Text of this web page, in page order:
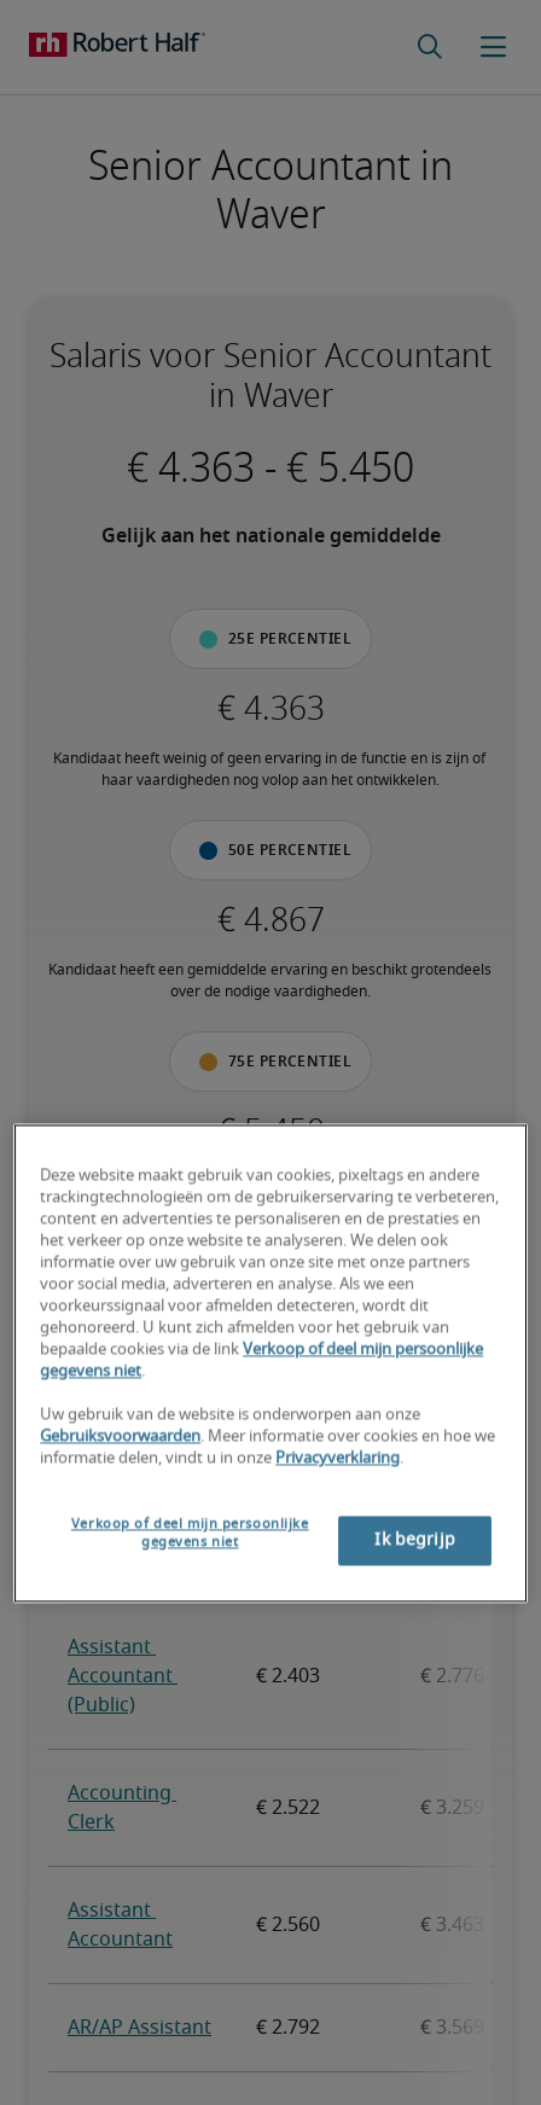
Senior Accountant in
Waver
Salaris voor Senior Accountant
in Waver
-
Gelijk aan het nationale gemiddelde
25e percentiel
Kandidaat heeft weinig of geen ervaring in de functie en is zijn of
haar vaardigheden nog volop aan het ontwikkelen.
50e percentiel
Kandidaat heeft een gemiddelde ervaring en beschikt grotendeels
over de nodige vaardigheden.
75e percentiel
Kandidaat heeft bovengemiddeld veel ervaring, beschikt over (zo
goed als) alle nodige vaardigheden en kan ook gespecialiseerde
kwalificaties hebben.
Salarissen voor vergelijkbare
functies
Deze website maakt gebruik van cookies, pixeltags en andere
trackingtechnologieën om de gebruikerservaring te verbeteren,
content en advertenties te personaliseren en de prestaties en
het verkeer op onze website te analyseren. We delen ook
informatie over uw gebruik van onze site met onze partners
voor social media, adverteren en analyse. Als we een
voorkeurssignaal voor afmelden detecteren, wordt dit
gehonoreerd. U kunt zich afmelden voor het gebruik van
bepaalde cookies via de linkVerkoop of deel mijn persoonlijke
gegevens niet.
Uw gebruik van de website is onderworpen aan onze
Gebruiksvoorwaarden. Meer informatie over cookies en hoe we
informatie delen, vindt u in onze Privacyverklaring.
Verkoop of deel mijn persoonlijke
gegevens niet
Ik begrijp